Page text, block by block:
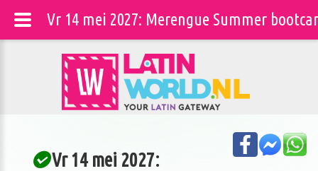
Vr 14 mei 2027:
Vr 14 mei 2027: Merengue Summer